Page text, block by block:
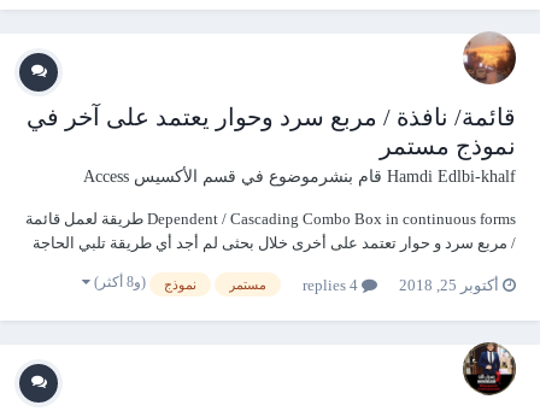
قائمة/ نافذة / مربع سرد وحوار يعتمد على آخر في
نموذج مستمر
Hamdi Edlbi-khalf قام بنشرموضوع في قسم الأكسيس Access
Dependent / Cascading Combo Box in continuous forms طريقة لعمل قائمة
/ مربع سرد و حوار تعتمد على أخرى خلال بحثى لم أجد أي طريقة تلبي الحاجة
تجربتي بين أيدكم عله يكون ذا نفع . * ملاحظة : عند جعل مصدر الصف في
أكتوبر 25, 2018 مستمر نموذج (و8 أكثر)